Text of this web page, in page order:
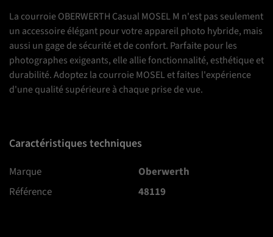
La courroie OBERWERTH Casual MOSEL M n'est pas seulement
un accessoire élégant pour votre appareil photo hybride, mais
aussi un gage de sécurité et de confort. Parfaite pour les
photographes exigeants, elle allie fonctionnalité, esthétique et
durabilité. Adoptez la courroie MOSEL et faites l'expérience
d'une qualité supérieure à chaque prise de vue.
Caractéristiques techniques
Marque
Oberwerth
Référence
48119